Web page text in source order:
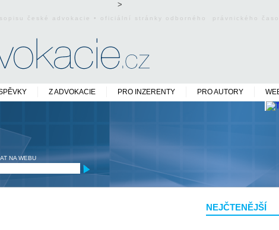
>
české advokacie • oficiální stránky odborného právnického
Z ADVOKACIE PRO INZERENTY PRO AUTORY
NA WEBU
NEJČTENĚJŠÍ